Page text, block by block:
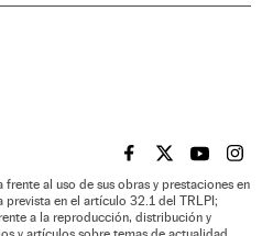
EL PAÍS BRASIL EN
EL PAÍSEL PAÍS
EL
al uso de sus obras y prestaciones en
prevista en el artículo 32.1 del TRLPI;
a la reproducción, distribución y